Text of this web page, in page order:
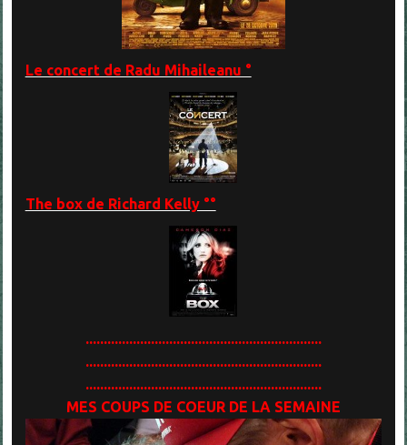
Le concert de Radu Mihaileanu °
The box de Richard Kelly °°
.................................................................
.................................................................
.................................................................
MES COUPS DE COEUR DE LA SEMAINE